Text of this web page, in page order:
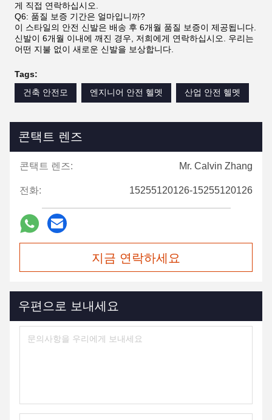
게 직접 연락하십시오.
Q6: 품질 보증 기간은 얼마입니까?
이 스타일의 안전 신발은 배송 후 6개월 품질 보증이 제공됩니다.
신발이 6개월 이내에 깨진 경우, 저희에게 연락하십시오. 우리는
어떤 지불 없이 새로운 신발을 보상합니다.
Tags:
건축 안전모
엔지니어 안전 헬멧 산업 안전 헬멧
콘택트 렌즈
콘택트 렌즈: Mr. Calvin Zhang
전화: 15255120126-15255120126
지금 연락하세요
우편으로 보내세요